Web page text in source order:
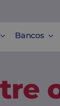
Bancos